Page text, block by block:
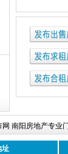
网 南阳房地产专
址